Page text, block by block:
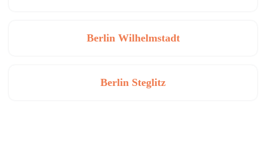
Berlin Wilhelmstadt
Berlin Steglitz